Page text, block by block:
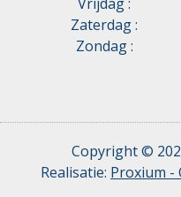
Zaterdag :
Zondag :
Copyright ©
Realisatie: Proxium -